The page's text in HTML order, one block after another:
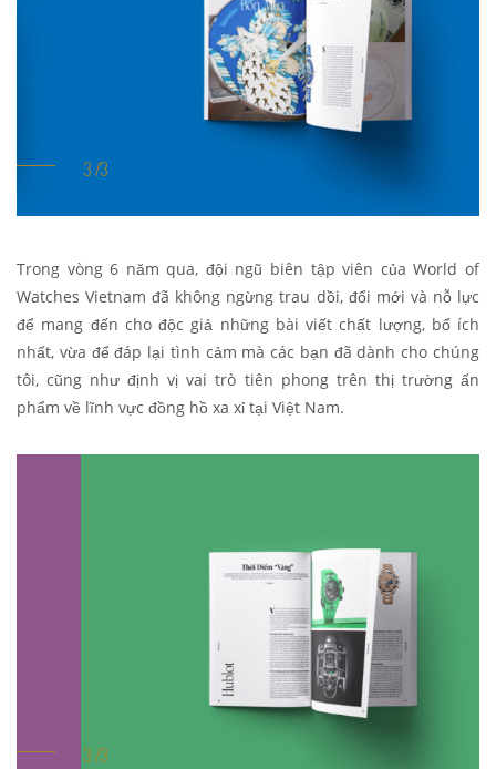
Trong vòng 6 năm qua, đội ngũ biên tập viên của World of
Watches Vietnam đã không ngừng trau dồi, đổi mới và nỗ lực
để mang đến cho độc giả những bài viết chất lượng, bổ ích
nhất, vừa để đáp lại tình cảm mà các bạn đã dành cho chúng
tôi, cũng như định vị vai trò tiên phong trên thị trường ấn
phẩm về lĩnh vực đồng hồ xa xỉ tại Việt Nam.